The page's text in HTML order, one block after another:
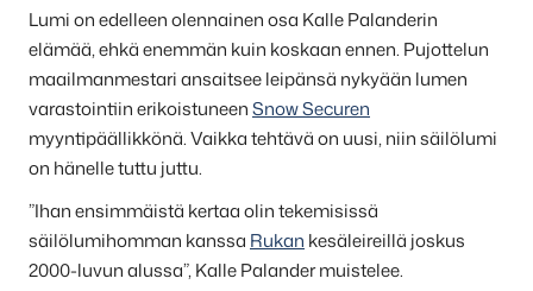
Lumi on edelleen olennainen osa Kalle Palanderin
elämää, ehkä enemmän kuin koskaan ennen. Pujottelun
maailmanmestari ansaitsee leipänsä nykyään lumen
varastointiin erikoistuneenSnow Securen
myyntipäällikkönä. Vaikka tehtävä on uusi, niin säilölumi
on hänelle tuttu juttu.
”Ihan ensimmäistä kertaa olin tekemisissä
säilölumihomman kanssa Rukan kesäleireillä joskus
2000-luvun alussa”, Kalle Palander muistelee.